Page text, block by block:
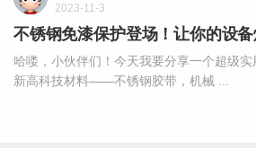
2023-11-3
不锈钢免漆保护登场！让你的设
哈喽，小伙伴们！今天我要分享一个超级
新高科技材料——不锈钢胶带，机械 ...